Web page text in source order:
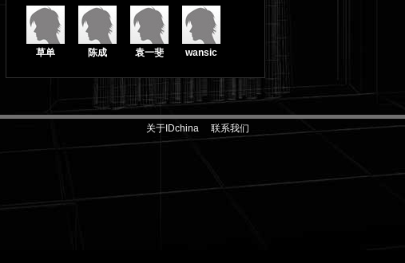
草单 陈成 袁一斐 wansic
关于IDchina 联系我们